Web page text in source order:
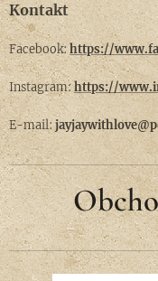
Kontakt
Facebook:https://
Instagram:https://
E-mail: